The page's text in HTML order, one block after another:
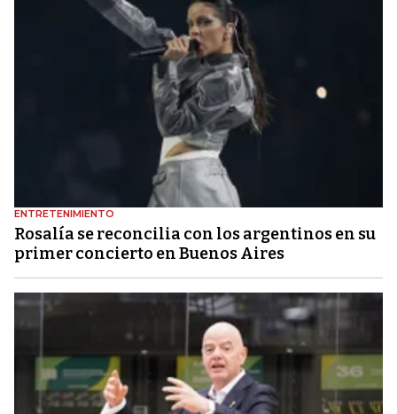
ENTRETENIMIENTO
Rosalía se reconcilia con los argentinos en su
primer concierto en Buenos Aires